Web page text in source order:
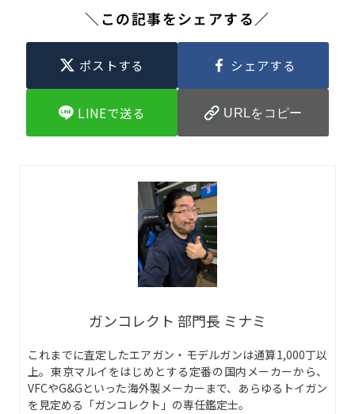
＼この記事をシェアする／
ポストする シェアする
LINEで送る URLをコピー
ガンコレクト 部門長 ミナミ
これまでに査定したエアガン・モデルガンは通算1,000丁以
上。東京マルイをはじめとする定番の国内メーカーから、
VFCやG&Gといった海外製メーカーまで、あらゆるトイガン
を見定める「ガンコレクト」の専任鑑定士。